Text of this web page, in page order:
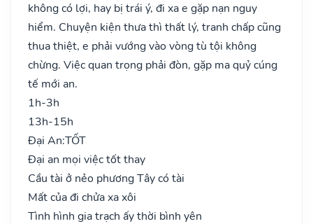
không có lợi, hay bị trái ý, đi xa e gặp nạn nguy
hiểm. Chuyện kiện thưa thì thất lý, tranh chấp cũng
thua thiệt, e phải vướng vào vòng tù tội không
chừng. Việc quan trọng phải đòn, gặp ma quỷ cúng
tế mới an.
1h-3h
13h-15h
Đại An:TỐT
Đại an mọi việc tốt thay
Cầu tài ở nẻo phương Tây có tài
Mất của đi chửa xa xôi
Tình hình gia trạch ấy thời bình yên